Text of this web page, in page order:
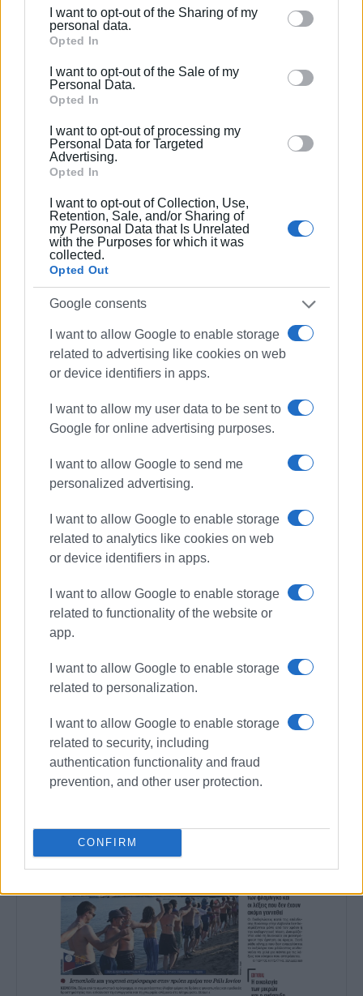
Please note that this website/app uses one or more
Google services and may gather and store information
behaviour. You may click to grant or deny consent to
Google and its third-party tags to use your data for
section.
I want to opt-out of the Sharing of my
personal data.
Opted In
I want to opt-out of the Sale of my
Personal Data.
Opted In
I want to opt-out of processing my
Personal Data for Targeted
Advertising.
Opted In
I want to opt-out of Collection, Use,
Retention, Sale, and/or Sharing of
my Personal Data that Is Unrelated
with the Purposes for which it was
collected.
Opted Out
Google consents
I want to allow Google to enable storage
related to advertising like cookies on web
or device identifiers in apps.
I want to allow my user data to be sent to
Google for online advertising purposes.
I want to allow Google to send me
personalized advertising.
I want to allow Google to enable storage
related to analytics like cookies on web
or device identifiers in apps.
I want to allow Google to enable storage
related to functionality of the website or
app.
I want to allow Google to enable storage
related to personalization.
I want to allow Google to enable storage
related to security, including
authentication functionality and fraud
prevention, and other user protection.
CONFIRM
https://enimerosi.com/article/29836/O-grifos-tis-
skoupidion
Εμφανίσεις: 113
ΓΙΩΡΓΟΣ ΚΑΤΣΑΪΤΗΣ
Είναι ο εκδότης - διευθυντής της Ενημέρωσης.
Έχει σπουδάσει και εργαστεί ως μηχανικός και
ηλεκτρονικός. Δημοσιογραφεί από τις αρχές της
όλες τις αθηναϊκές εφημερίδες. Διετέλεσε
πρόεδρος του Συνδέσμου Ημερησίων
υπηρέτησε και από τη θέση του γενικού
γραμματέα στο δ.σ. επί οκτώ χρόνια. Πιστεύει
πως η ισχυρότερη ιδιότητα του δημοσιογράφου
στην ενημέρωση είναι το ενδιαφέρον του για τα
κοινά και στην επικοινωνία η έντιμη και
ανιδιοτελής διαμεσολάβηση.
Ακολουθήστε το enimerosi στο
Συνδρομητές στο e-paper